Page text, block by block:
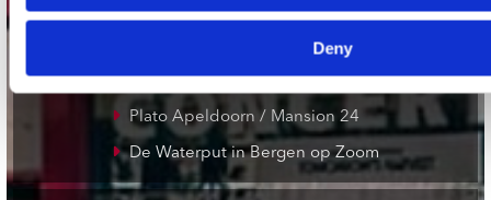
Deny
Plato Deventer
Plato Rotterdam
Plato Apeldoorn / Mansion 24
De Waterput in Bergen op Zoom